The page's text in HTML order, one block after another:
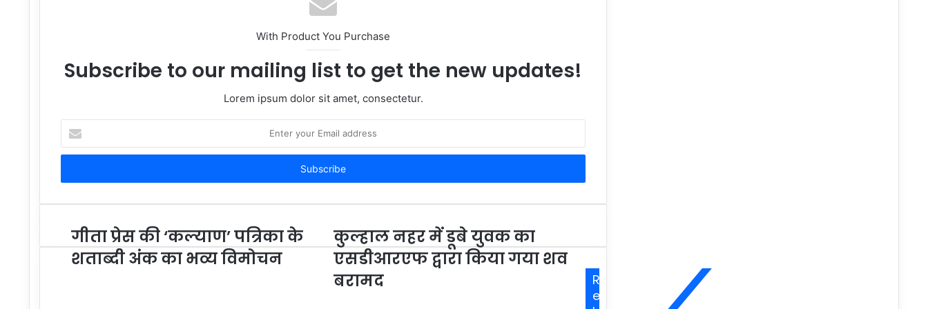
With Product You Purchase
Subscribe to our mailing list to get the new updates!
Lorem ipsum dolor sit amet, consectetur.
Enter
your
Email
गीता प्रेस की ‘कल्याण’ पत्रिका के
शताब्दी अंक का भव्य विमोचन
कुल्हाल नहर में डूबे युवक का
एसडीआरएफ द्वारा किया गया शव
बरामद
R
e